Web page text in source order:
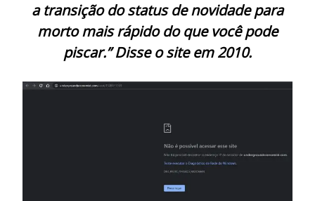
a transição do status de novidade para
morto mais rápido do que você pode
piscar.”Disse o site em 2010.